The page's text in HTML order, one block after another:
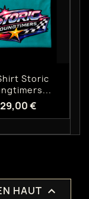
rapide
Storic
29,00 €
HAUT 